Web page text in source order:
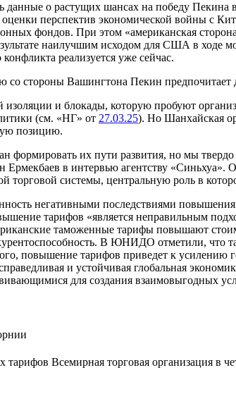
данные о растущих шансах на победу
перспектив экономической войны с
фондов. При этом «американская
наилучшим исходом для США в ходе
реализуется уже сейчас.
со стороны Вашингтона Пекин
изоляции и блокады, которую пробуют
(см. «НГ» от 27.03.25). Но Шанхайская
позицию.
формировать их пути развития, но мы
в интервью агентству
торговой системы, центральную роль в
негативными последствиями
тарифов «является неправильным
таможенные тарифы повышают
В ЮНИДО отметили, что
повышение тарифов приведет к усилению
и устойчивая глобальная
для создания взаимовыгодных
Всемирная торговая организация в